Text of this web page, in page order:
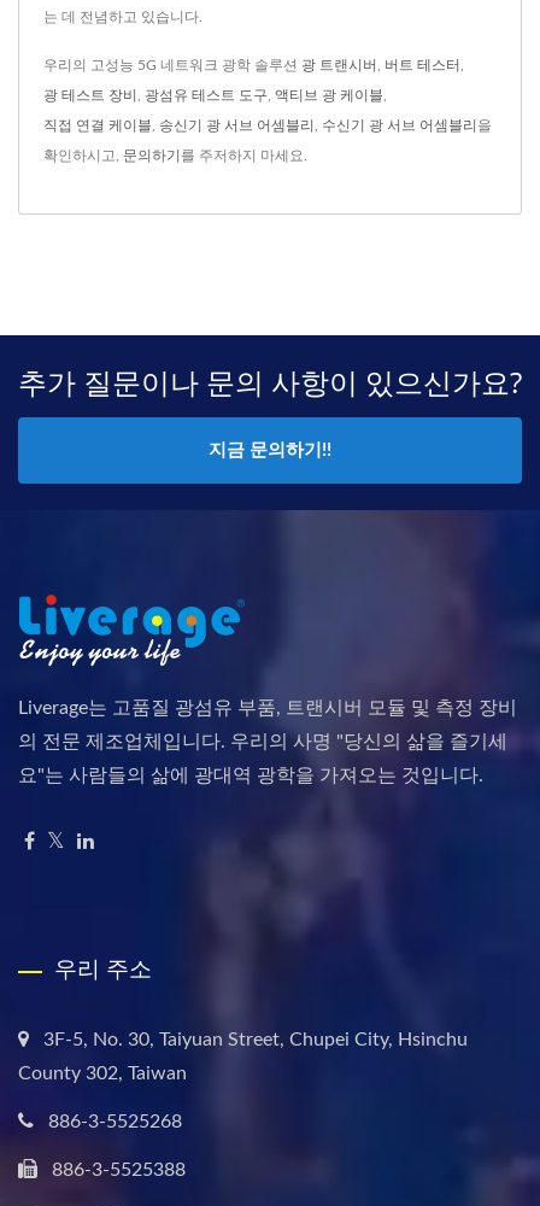
는 데 전념하고 있습니다.
우리의 고성능 5G 네트워크 광학 솔루션 광 트랜시버 버트 테스터
광 테스트 장비 광섬유 테스트 도구 액티브 광 케이블
직접 연결 케이블 송신기 광 서브 어셈블리 수신기 광 서브 어셈블리 을
확인하시고, 문의하기 를 주저하지 마세요.
추가 질문이나 문의 사항이 있으신가요?
지금 문의하기!!
Liverage는 고품질 광섬유 부품, 트랜시버 모듈 및 측정 장비
의 전문 제조업체입니다. 우리의 사명 "당신의 삶을 즐기세
요"는 사람들의 삶에 광대역 광학을 가져오는 것입니다.
우리 주소
3F-5, No. 30, Taiyuan Street, Chupei City, Hsinchu
County 302, Taiwan
886-3-5525268
886-3-5525388